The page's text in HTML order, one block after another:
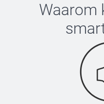
Waarom